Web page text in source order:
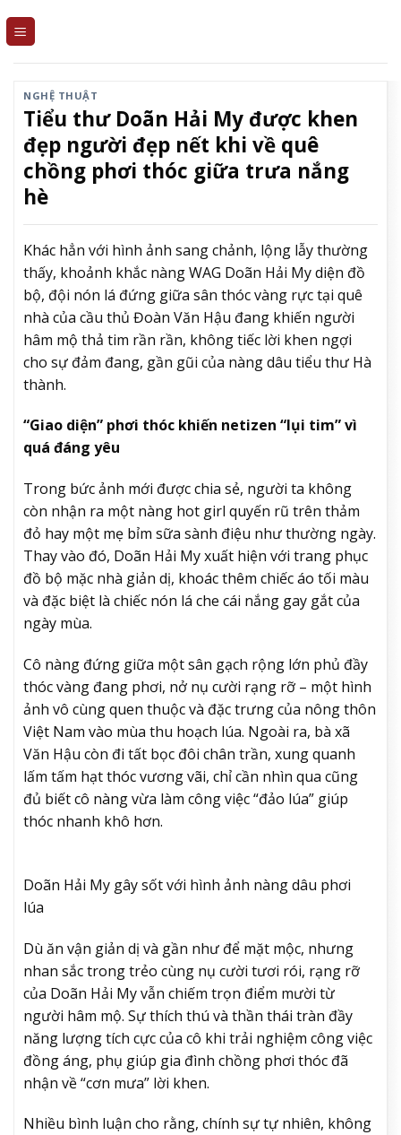
NGHỆ THUẬT
Tiểu thư Doãn Hải My được khen
đẹp người đẹp nết khi về quê
chồng phơi thóc giữa trưa nắng
hè
Khác hẳn với hình ảnh sang chảnh, lộng lẫy thường
thấy, khoảnh khắc nàng WAG Doãn Hải My diện đồ
bộ, đội nón lá đứng giữa sân thóc vàng rực tại quê
nhà của cầu thủ Đoàn Văn Hậu đang khiến người
hâm mộ thả tim rần rần, không tiếc lời khen ngợi
cho sự đảm đang, gần gũi của nàng dâu tiểu thư Hà
thành.
“Giao diện” phơi thóc khiến netizen “lụi tim” vì
quá đáng yêu
Trong bức ảnh mới được chia sẻ, người ta không
còn nhận ra một nàng hot girl quyến rũ trên thảm
đỏ hay một mẹ bỉm sữa sành điệu như thường ngày.
Thay vào đó, Doãn Hải My xuất hiện với trang phục
đồ bộ mặc nhà giản dị, khoác thêm chiếc áo tối màu
và đặc biệt là chiếc nón lá che cái nắng gay gắt của
ngày mùa.
Cô nàng đứng giữa một sân gạch rộng lớn phủ đầy
thóc vàng đang phơi, nở nụ cười rạng rỡ – một hình
ảnh vô cùng quen thuộc và đặc trưng của nông thôn
Việt Nam vào mùa thu hoạch lúa. Ngoài ra, bà xã
Văn Hậu còn đi tất bọc đôi chân trần, xung quanh
lấm tấm hạt thóc vương vãi, chỉ cần nhìn qua cũng
đủ biết cô nàng vừa làm công việc “đảo lúa” giúp
thóc nhanh khô hơn.
Doãn Hải My gây sốt với hình ảnh nàng dâu phơi
lúa
Dù ăn vận giản dị và gần như để mặt mộc, nhưng
nhan sắc trong trẻo cùng nụ cười tươi rói, rạng rỡ
của Doãn Hải My vẫn chiếm trọn điểm mười từ
người hâm mộ. Sự thích thú và thần thái tràn đầy
năng lượng tích cực của cô khi trải nghiệm công việc
đồng áng, phụ giúp gia đình chồng phơi thóc đã
nhận về “cơn mưa” lời khen.
Nhiều bình luận cho rằng, chính sự tự nhiên, không